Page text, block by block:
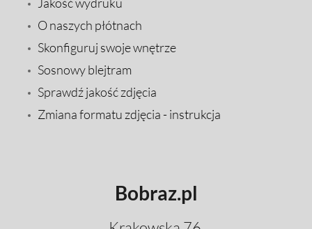
O naszych płótnach
Skonfiguruj swoje wnętrze
Sosnowy blejtram
Sprawdź jakość zdjęcia
Zmiana formatu zdjęcia - instrukcja
Bobraz.pl